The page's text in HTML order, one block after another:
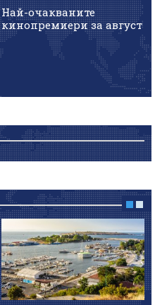
Най-очакваните
кинопремиери за август